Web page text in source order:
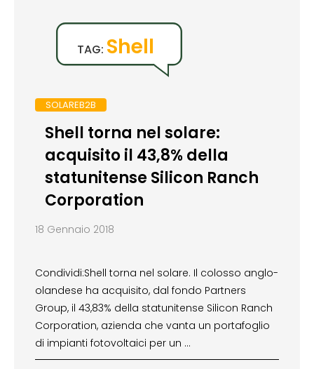
TAG: Shell
SOLAREB2B
Shell torna nel solare:
acquisito il 43,8% della
statunitense Silicon Ranch
Corporation
18 Gennaio 2018
Condividi:Shell torna nel solare. Il colosso anglo-
olandese ha acquisito, dal fondo Partners
Group, il 43,83% della statunitense Silicon Ranch
Corporation, azienda che vanta un portafoglio
di impianti fotovoltaici per un …